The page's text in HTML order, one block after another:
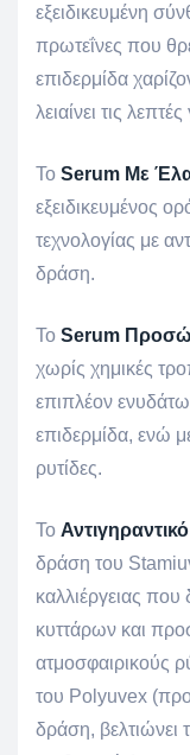
εξειδικευμένη
πρωτεΐνες που
επιδερμίδα
λειαίνει τις
Το Serum Με
εξειδικευμένος
τεχνολογίας με
δράση.
Το Serum
χωρίς χημικές
επιπλέον
επιδερμίδα, ενώ
ρυτίδες.
Το
δράση του
καλλιέργειας
κυττάρων και
ατμοσφαιρικούς
του Polyuvex
δράση, βελτιώνει